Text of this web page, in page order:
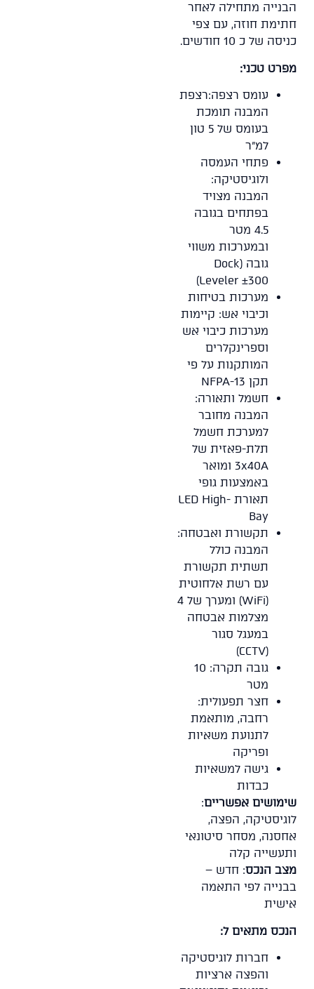
הבנייה מתחילה לאחר
חתימת חוזה, עם צפי
כניסה של כ 10 חודשים.
מפרט טכני:
עומס רצפה:רצפת
המבנה תומכת
בעומס של 5 טון
למ"ר
פתחי העמסה
ולוגיסטיקה:
המבנה מצויד
בפתחים בגובה
4.5 מטר
ובמערכות משווי
גובה (Dock
Leveler ±300)
מערכות בטיחות
וכיבוי אש: קיימות
מערכות כיבוי אש
וספרינקלרים
המותקנות על פי
תקן NFPA-13
חשמל ותאורה:
המבנה מחובר
למערכת חשמל
תלת-פאזית של
3x40A ומואר
באמצעות גופי
תאורת LED High-
Bay
תקשורת ואבטחה:
המבנה כולל
תשתית תקשורת
עם רשת אלחוטית
(WiFi) ומערך של 4
מצלמות אבטחה
במעגל סגור
(CCTV)
גובה תקרה: 10
מטר
חצר תפעולית:
רחבה, מותאמת
לתנועת משאיות
ופריקה
גישה למשאיות
כבדות
שימושים אפשריים:
לוגיסטיקה, הפצה,
אחסנה, מסחר סיטונאי
ותעשייה קלה
מצב הנכס: חדש –
בבנייה לפי התאמה
אישית
הנכס מתאים ל:
חברות לוגיסטיקה
והפצה ארציות